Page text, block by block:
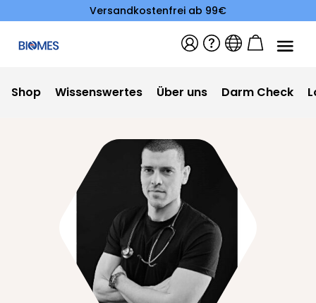
Versandkostenfrei ab 99€
Shop Wissenswertes Über uns Darm Check